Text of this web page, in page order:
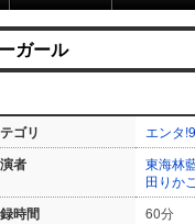
ガール
ゴリ エンタ
者
東海林
田りか
時間 60分